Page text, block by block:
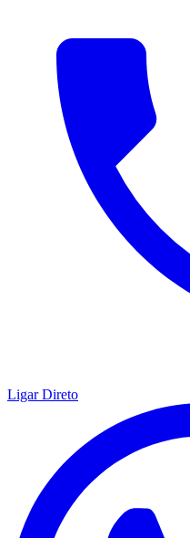
Ligar Direto